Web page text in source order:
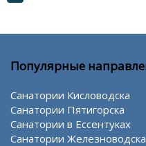
Популярные
Санатории Кисловодска
Санатории Пятигорска
Санатории в Ессентуках
Санатории Железноводска